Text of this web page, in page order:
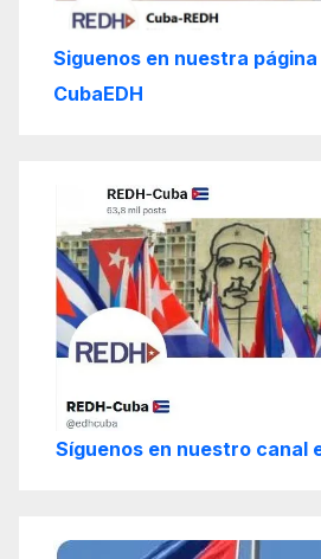
Siguenos en nuestra
CubaEDH
Síguenos en nuestro canal